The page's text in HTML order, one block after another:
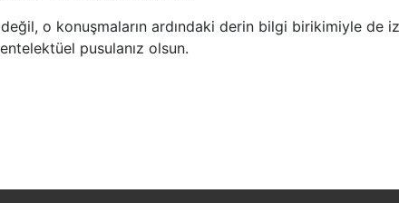
o konuşmaların ardındaki derin bilgi birikimiyle de
pusulanız olsun.